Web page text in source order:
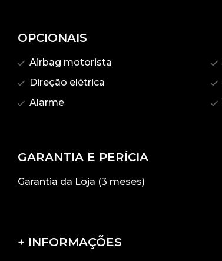
OPCIONAIS
Airbag motorista
Direção elétrica
Alarme
GARANTIA E PERÍCIA
Garantia da Loja (3 meses)
+ INFORMAÇÕES